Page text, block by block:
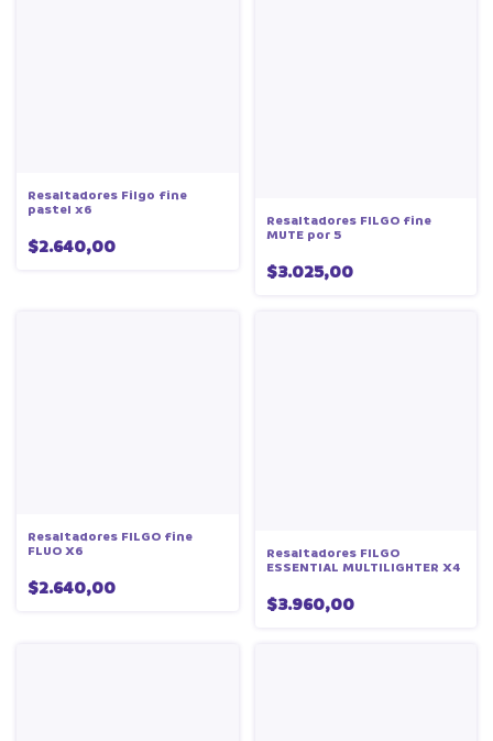
Resaltadores Filgo fine
pastel x6
$2.640,00
Resaltadores FILGO fine
MUTE por 5
$3.025,00
Resaltadores FILGO fine
FLUO X6
$2.640,00
Resaltadores FILGO
ESSENTIAL MULTILIGHTER X4
$3.960,00